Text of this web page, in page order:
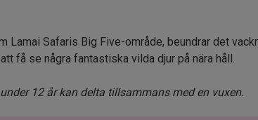
Lamai Safaris Big Five-område, beundrar det
få se några fantastiska vilda djur på nära håll.
12 år kan delta tillsammans med en vuxen.